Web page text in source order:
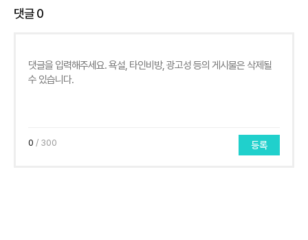
댓글0
0 / 300 등록